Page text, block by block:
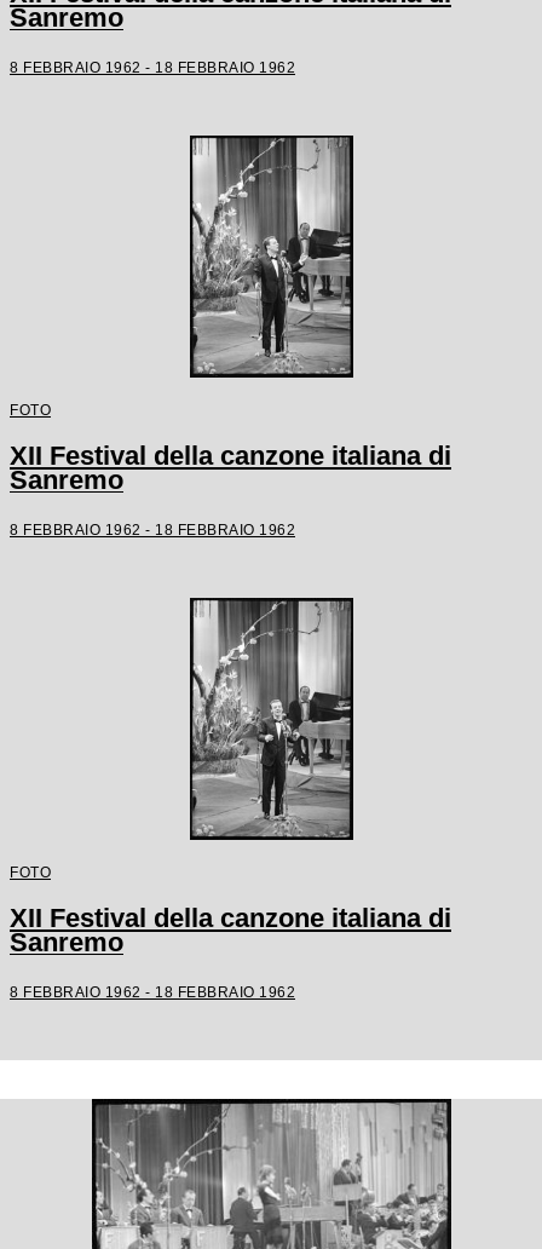
Sanremo
8 FEBBRAIO 1962 - 18 FEBBRAIO 1962
FOTO
XII Festival della canzone italiana di
Sanremo
8 FEBBRAIO 1962 - 18 FEBBRAIO 1962
FOTO
XII Festival della canzone italiana di
Sanremo
8 FEBBRAIO 1962 - 18 FEBBRAIO 1962